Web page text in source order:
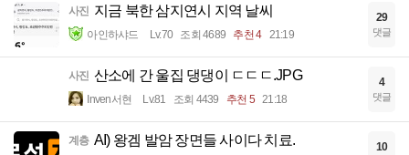
사진 지금 북한 삼지연시 지역 날씨
아인하샤드 Lv.70 조회 4689 추천 4 21:19
29
댓글
사진 산소에 간 울집 댕댕이 ㄷㄷㄷ.JPG
Inven서현 Lv.81 조회 4439 추천 5 21:18
4
댓글
계층 AI) 왕겜 발암 장면들 사이다 치료. 10